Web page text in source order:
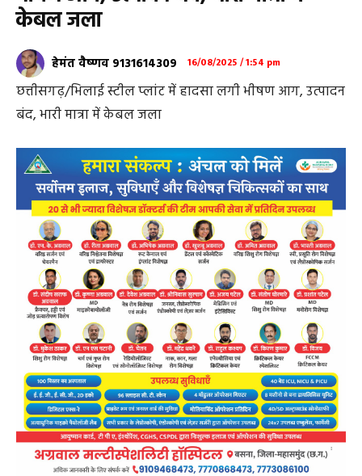
केबल जला
हेमंत वैष्णव 9131614309 16/08/2025 / 1:54 pm
छत्तीसगढ़/भिलाई स्टील प्लांट में हादसा लगी भीषण आग, उत्पादन
बंद, भारी मात्रा में केबल जला